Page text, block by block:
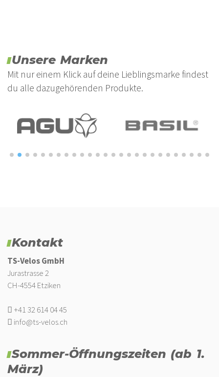
Unsere Marken
Mit nur einem Klick auf deine Lieblingsmarke findest
du alle dazugehörenden Produkte.
Kontakt
TS-Velos GmbH
Jurastrasse 2
CH-4554 Etziken
+41 32 614 04 45
info@ts-velos.ch
Sommer-Öffnungszeiten (ab 1.
März)